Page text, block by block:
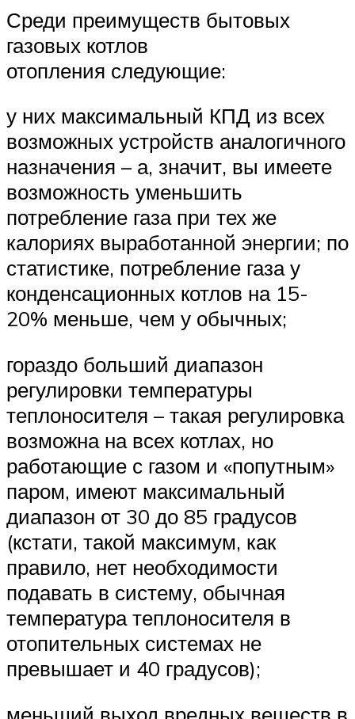
Среди преимуществ бытовых
газовых котлов
отопления следующие:
у них максимальный КПД из всех
возможных устройств аналогичного
назначения – а, значит, вы имеете
возможность уменьшить
потребление газа при тех же
калориях выработанной энергии; по
статистике, потребление газа у
конденсационных котлов на 15-
20% меньше, чем у обычных;
гораздо больший диапазон
регулировки температуры
теплоносителя – такая регулировка
возможна на всех котлах, но
работающие с газом и «попутным»
паром, имеют максимальный
диапазон от 30 до 85 градусов
(кстати, такой максимум, как
правило, нет необходимости
подавать в систему, обычная
температура теплоносителя в
отопительных системах не
превышает и 40 градусов);
меньший выход вредных веществ в